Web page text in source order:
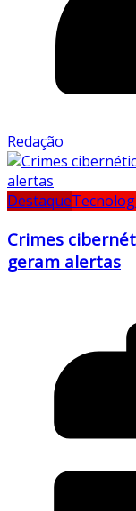
Redação
Destaque
Crimes
geram alertas